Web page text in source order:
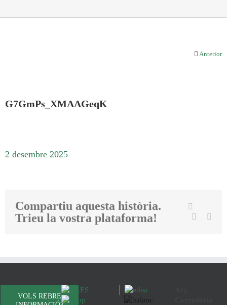
Anterior
G7GmPs_XMAAGeqK
2 desembre 2025
Compartiu aquesta història.
Trieu la vostra plataforma!
Linkedin
VOLS REBRE